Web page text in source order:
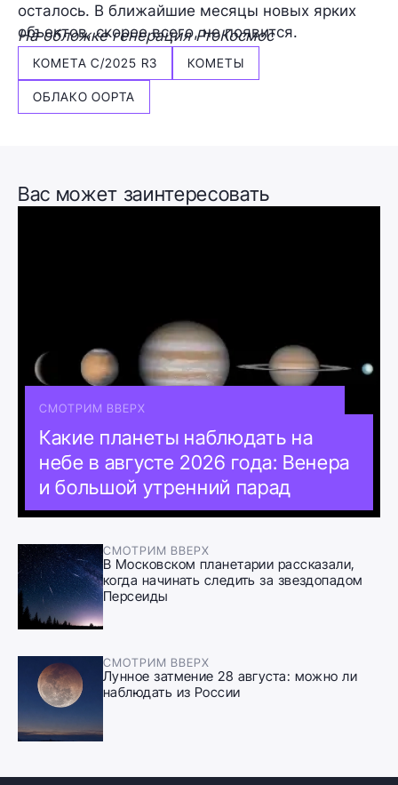
осталось. В ближайшие месяцы новых ярких
объектов, скорее всего, не появится.
На обложке генерация ProКосмос
КОМЕТА C/2025 R3 КОМЕТЫ
ОБЛАКО ООРТА
Вас может заинтересовать
СМОТРИМ ВВЕРХ
Какие планеты наблюдать на
небе в августе 2026 года: Венера
и большой утренний парад
СМОТРИМ ВВЕРХ
В Московском планетарии рассказали,
когда начинать следить за звездопадом
Персеиды
СМОТРИМ ВВЕРХ
Лунное затмение 28 августа: можно ли
наблюдать из России